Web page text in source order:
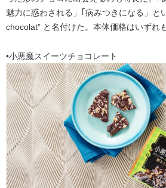
魅力に惑わされる」｢病みつきになる」と
chocolat” と名付けた。本体価格はいずれ
•小悪魔スイーツチョコレート